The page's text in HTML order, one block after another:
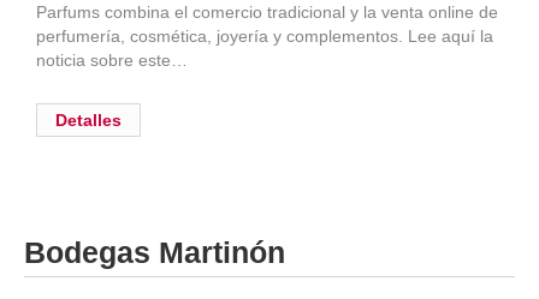
Parfums combina el comercio tradicional y la venta online de
perfumería, cosmética, joyería y complementos. Lee aquí la
noticia sobre este…
Detalles
Bodegas Martinón